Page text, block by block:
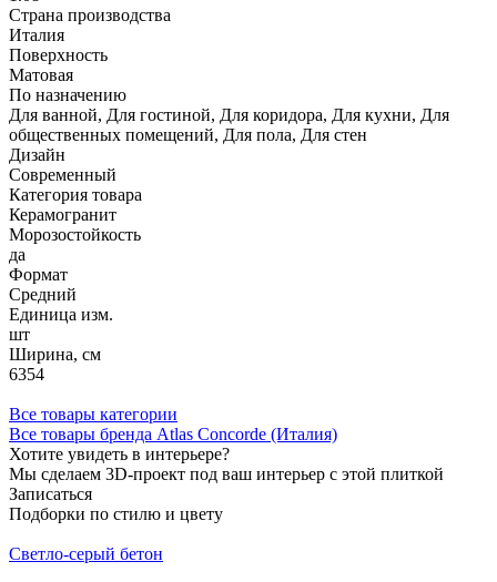
Страна производства
Италия
Поверхность
Матовая
По назначению
Для ванной, Для гостиной, Для коридора, Для кухни, Для
общественных помещений, Для пола, Для стен
Дизайн
Современный
Категория товара
Керамогранит
Морозостойкость
да
Формат
Средний
Единица изм.
шт
Ширина, см
6354
Все товары категории
Все товары бренда Atlas Concorde (Италия)
Хотите увидеть в интерьере?
Мы сделаем 3D-проект под ваш интерьер с этой плиткой
Записаться
Подборки по стилю и цвету
Светло-серый бетон